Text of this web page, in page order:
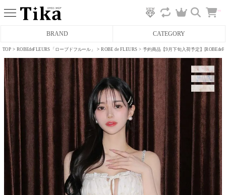
BRAND CATEGORY
タイトミニドレス
フレアミニドレス
膝丈ドレス
前ミニドレス
ロングドレス
へ
TOP ROBEdeFLEURS「ローブドフルール」 ROBE de FLEURS 予約商品【9月下旬入荷予定】